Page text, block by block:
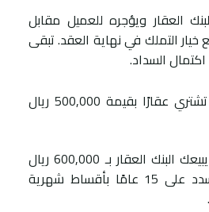
العقار ويؤجره للعميل مقابل
التملك في نهاية العقد. تبقى
السداد.
: إذا كنت تشتري عقارًا بقيمة 500,000 ريال
(تكلفة + ربح)، تسدد على 15 عامًا بأقساط شهرية